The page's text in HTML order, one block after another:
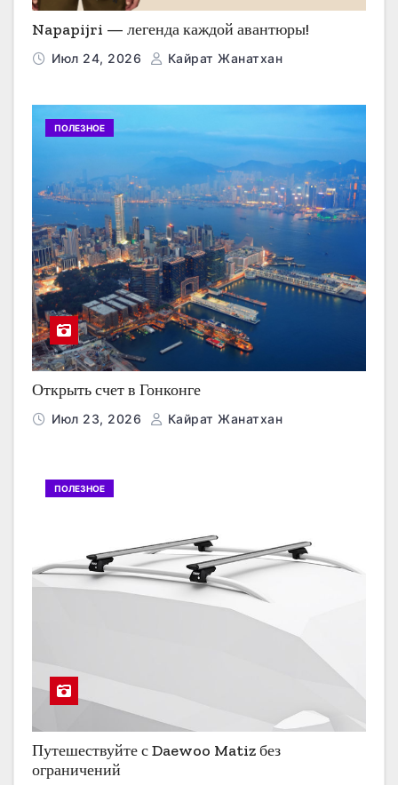
Napapijri — легенда каждой авантюры!
Июл 24, 2026 Кайрат Жанатхан
ПОЛЕЗНОЕ
Открыть счет в Гонконге
Июл 23, 2026 Кайрат Жанатхан
ПОЛЕЗНОЕ
Путешествуйте с Daewoo Matiz без
ограничений